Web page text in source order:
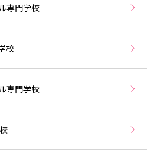
専門学校
校
専門学校